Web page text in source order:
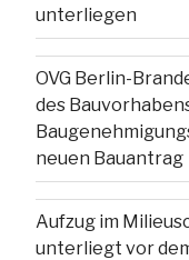
unterliegen
OVG Berlin-
des
neuen Bauantrag
Aufzug im
unterliegt vor